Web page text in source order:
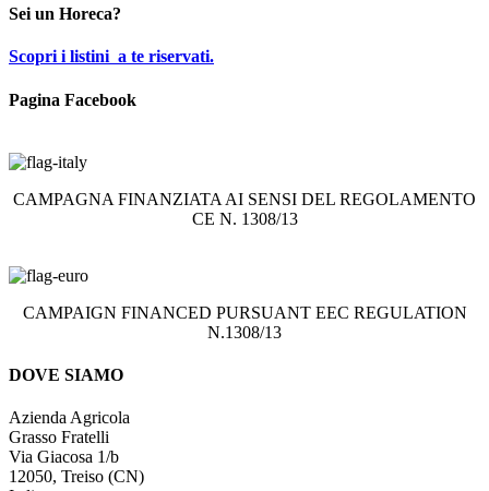
Sei un Horeca?
Scopri i listini a te riservati.
Pagina Facebook
CAMPAGNA FINANZIATA AI SENSI DEL REGOLAMENTO
CE N. 1308/13
CAMPAIGN FINANCED PURSUANT EEC REGULATION
N.1308/13
DOVE SIAMO
Azienda Agricola
Grasso Fratelli
Via Giacosa 1/b
12050, Treiso (CN)